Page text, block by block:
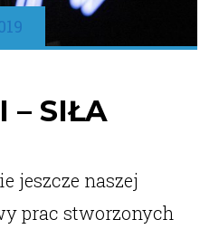
– SIŁA
jeszcze naszej
prac stworzonych